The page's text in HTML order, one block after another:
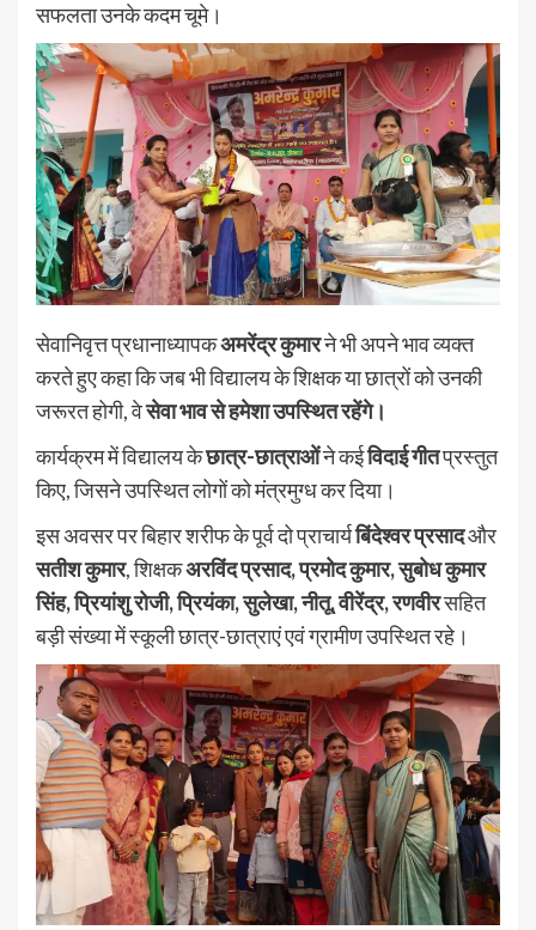
सफलता उनके कदम चूमे।
सेवानिवृत्त प्रधानाध्यापकअमरेंद्र कुमारने भी अपने भाव व्यक्त
करते हुए कहा कि जब भी विद्यालय के शिक्षक या छात्रों को उनकी
जरूरत होगी, वेसेवा भाव से हमेशा उपस्थित रहेंगे।
कार्यक्रम में विद्यालय केछात्र-छात्राओंने कईविदाई गीतप्रस्तुत
किए, जिसने उपस्थित लोगों को मंत्रमुग्ध कर दिया।
इस अवसर पर बिहार शरीफ के पूर्व दो प्राचार्यबिंदेश्वर प्रसादऔर
सतीश कुमार, शिक्षकअरविंद प्रसाद, प्रमोद कुमार, सुबोध कुमार
सिंह, प्रियांशु रोजी, प्रियंका, सुलेखा, नीतू, वीरेंद्र, रणवीरसहित
बड़ी संख्या में स्कूली छात्र-छात्राएं एवं ग्रामीण उपस्थित रहे।